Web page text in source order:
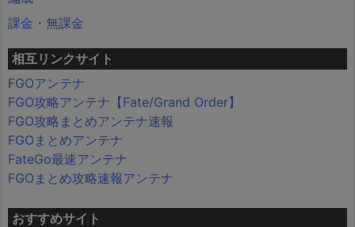
課金・無課金
相互リンクサイト
FGOアンテナ
FGO攻略アンテナ【Fate/Grand Order】
FGO攻略まとめアンテナ速報
FGOまとめアンテナ
FateGo最速アンテナ
FGOまとめ攻略速報アンテナ
おすすめサイト